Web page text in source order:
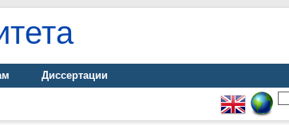
Диссертации